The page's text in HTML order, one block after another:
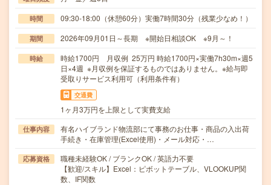
時間 09:30-18:00（休憩60分）実働7時間30分（残業少なめ！）
期間 2026年09月01日～長期 ※開始日相談OK ※9月～！
時給
時給1700円 月収例 25万円 時給1700円×実働7h30m×週5
日×4週 ※月収例を保証するものではありません。※給与即
受取りサービス利用可（利用条件有）
交通費
1ヶ月3万円を上限として実費支給
仕事内容
有名ハイブランド物流部にて事務のお仕事・商品の入出荷
手続き・在庫管理(Excel使用)・メール対応・…
応募資格
職種未経験OK / ブランクOK / 英語力不要
【歓迎/スキル】Excel：ピボットテーブル、VLOOKUP関
数、IF関数